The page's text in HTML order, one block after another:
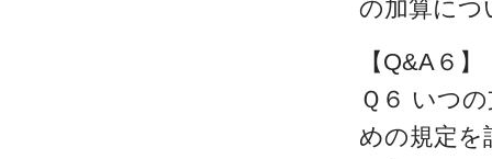
の加算につ
【Q&A６】
Ｑ６ いつ
めの規定を